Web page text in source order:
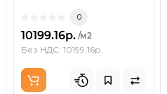
0
10199.16р. /м2
Без НДС: 10199.16р.